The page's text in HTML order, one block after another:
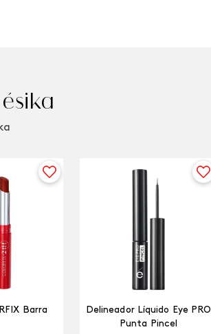
Barra
Delineador Líquido Eye PRO
Punta Pincel